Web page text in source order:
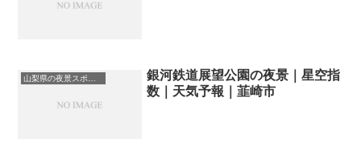
山梨県の夜景スポット一覧
銀河鉄道展望公園の夜景｜星空指
数｜天気予報｜韮崎市